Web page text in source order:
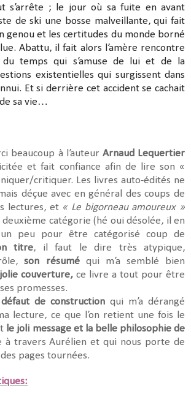
s’arrête ; le jour où sa fuite en avant
de ski une bosse malveillante, qui fait
genou et les certitudes du monde borné
Abattu, il fait alors l’amère rencontre
temps qui s’amuse de lui et de la
existentielles qui surgissent dans
Et si derrière cet accident se cachait
sa vie…
beaucoup à l’auteur Arnaud Lequertier
et fait confiance afin de lire son «
critiquer. Les livres auto-édités ne
déçue avec en général des coups de
lectures, et « Le bigorneau amoureux »
catégorie (hé oui désolée, il en
un peu pour être catégorisé coup de
titre, il faut le dire très atypique,
son résuméqui m’a semblé bien
jolie couverture, ce livre a tout pour être
promesses.
de construction qui m’a dérangé
lecture, ce que l’on retient une fois le
le joli message et la belle philosophie de
à travers Aurélien et qui nous porte de
pages tournées.